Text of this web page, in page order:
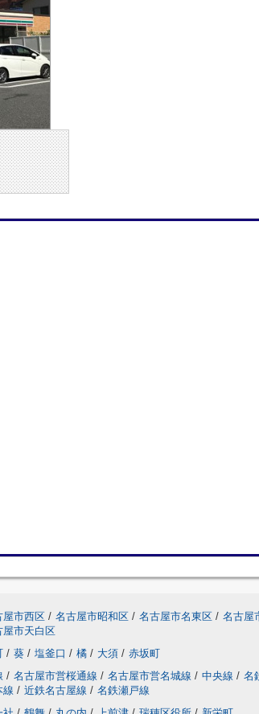
屋市西区 / 名古屋市昭和区 / 名古屋市名東区 / 名古屋
屋市天白区
/ 葵 / 塩釜口 / 橘 / 大須 / 赤坂町
/ 名古屋市営桜通線 / 名古屋市営名城線 / 中央線 / 名
線 / 近鉄名古屋線 / 名鉄瀬戸線